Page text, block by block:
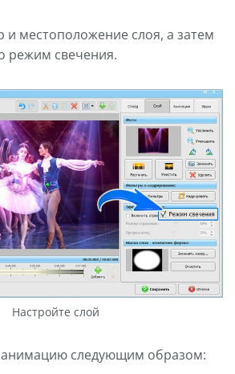
и местоположение слоя, а затем
режим свечения.
Настройте слой
следующим образом: